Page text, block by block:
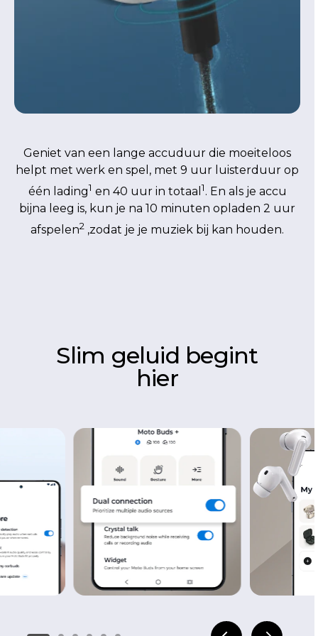
Geniet van een lange accuduur die moeiteloos
helpt met werk en spel, met 9 uur luisterduur op
één lading1 en 40 uur in totaal 1. En als je accu
bijna leeg is, kun je na 10 minuten opladen 2 uur
afspelen2 ,zodat je je muziek bij kan houden.
Slim geluid begint
hier